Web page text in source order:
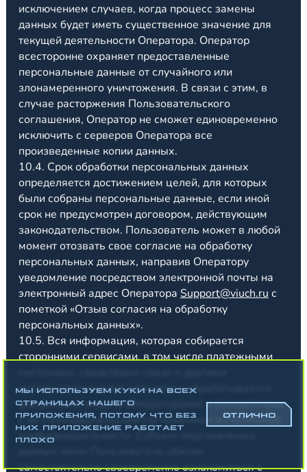
исключением случаев, когда процесс замены
данных будет иметь существенное значение для
текущей деятельности Оператора. Оператор
всесторонне охраняет предоставленные
персональные данные от случайного или
злонамеренного уничтожения. В связи с этим, в
случае расторжения Пользовательского
соглашения, Оператор не сможет единовременно
исключить с серверов Оператора все
произведенные копии данных.
10.4. Срок обработки персональных данных
определяется достижением целей, для которых
были собраны персональные данные, если иной
срок не предусмотрен договором, действующим
законодательством. Пользователь может в любой
момент отозвать свое согласие на обработку
персональных данных, направив Оператору
уведомление посредством электронной почты на
электронный адрес Оператора Support@viuch.ruс
пометкой «Отзыв согласия на обработку
персональных данных».
10.5. Вся информация, которая собирается
сторонними сервисами, в том числе платежными
поставщиками услуг, хранится и обрабатывается
указанными лицами (Операторами) в соответствии
с их Пользовательским соглашением и Политикой
конфиденциальности. Субъект персональных
самостоятельно своевременно ознакомиться с
МЫ ИСПОЛЬЗУЕМ КУКИ НА ВСЕХ
СТРАНИЦАХ НАШЕГО
ПРИЛОЖЕНИЯ, ПОТОМУ ЧТО БЕЗ
НИХ ПРИЛОЖЕНИЕ РАБОТАЕТ
ПЛОХО
ОТЛИЧНО